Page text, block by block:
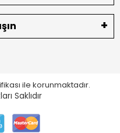
ile korunmaktadır.
Saklıdır